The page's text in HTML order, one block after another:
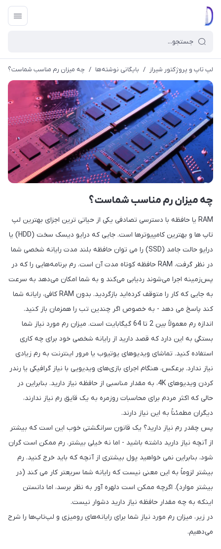
لپ تاپ و پروژکتور شیراز / بایگانی نوشته‌ها / چه میزان رم مناسب شماست؟
چه میزان رم مناسب شماست؟
RAM یا حافظه با دسترسی تصادفی یکی از حیاتی ترین اجزای بهترین لپ
تاپ ها و بهترین کامپیوترها است. جایی که درایو دیسک سخت (HDD) یا
درایو حالت جامد (SSD) را می توان حافظه بلند مدت رایانه شخصی شما
در نظر گرفت، RAM حافظه کوتاه مدت آن است. رم برنامه‌هایی را که در
پس‌زمینه اجرا می‌شوند ردیابی می‌کند و به شما امکان می‌دهد به سرعت
به جایی که کار را متوقف کرده‌اید بازگردید. بدون RAM کافی، رایانه شما
کند پاسخ می دهد - به خصوص اگر چندین تب را همزمان باز کنید.
اندازه رم معمولاً بین 2 تا 64 گیگابایت است. میزان رم مورد نیاز شما
بستگی به این دارد که قصد دارید از رایانه شخصی خود برای چه کاری
استفاده کنید. تماشای ویدیوهای یوتیوب یا مرور اینترنت به رم زیادی
نیاز ندارد. برعکس، هنگام اجرای بازی‌های ویدیویی با نیاز گرافیکی یا رندر
کردن ویدیوهای 4K، به مقدار مناسبی از حافظه نیاز دارید. بنابراین در
حالی که اکثر مردم برای محاسبات روزمره به یک قایق رم نیاز ندارند،
دیگران مطمئناً به این نیاز دارند.
پس چقدر رم نیاز دارید؟ یک قانون سرانگشتی خوب این است که بیشتر
از آنچه نیاز دارید داشته باشید - اما نه خیلی بیشتر. رم ممکن است گران
شود، بنابراین نمی خواهید پول بیشتری از آنچه که باید خرج کنید. رم
بیشتر لزوماً به این معنی نیست که رایانه شما سریعتر کار می کند (در
بیشتر موارد). اگرچه ممکن است دلهره آور به نظر برسد، اما دانستن
اینکه به چه مقدار حافظه نیاز دارید دشوار نیست.
در زیر، میزان رم مورد نیاز شما برای رایانه‌های رومیزی و لپ‌تاپ‌ها را شرح
می‌دهیم.